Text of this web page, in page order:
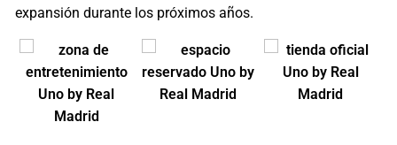
expansión durante los próximos años.